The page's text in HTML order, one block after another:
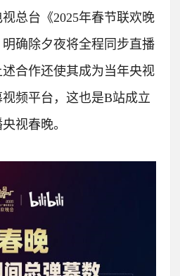
总台《2025年春节联欢晚
确除夕夜将全程同步直播
述合作还使其成为当年央视
频平台，这也是B站成立
视春晚。